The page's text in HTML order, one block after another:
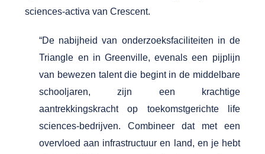
sciences-activa van Crescent.
“De nabijheid van onderzoeksfaciliteiten in de
Triangle en in Greenville, evenals een pijplijn
van bewezen talent die begint in de middelbare
schooljaren, zijn een krachtige
aantrekkingskracht op toekomstgerichte life
sciences-bedrijven. Combineer dat met een
overvloed aan infrastructuur en land, en je hebt